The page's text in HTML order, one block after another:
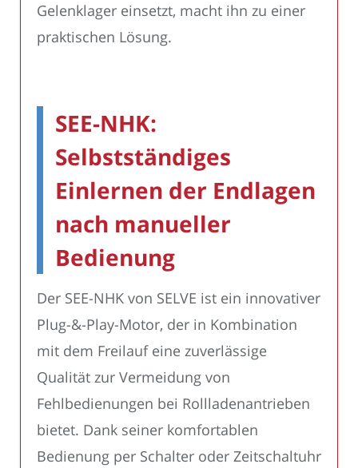
Gelenklager einsetzt, macht ihn zu einer
praktischen Lösung.
SEE-NHK:
Selbstständiges
Einlernen der Endlagen
nach manueller
Bedienung
Der SEE-NHK von SELVE ist ein innovativer
Plug-&-Play-Motor, der in Kombination
mit dem Freilauf eine zuverlässige
Qualität zur Vermeidung von
Fehlbedienungen bei Rollladenantrieben
bietet. Dank seiner komfortablen
Bedienung per Schalter oder Zeitschaltuhr